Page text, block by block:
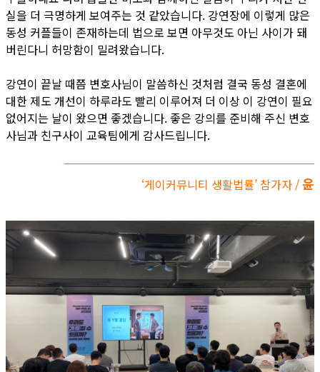
실을 더 극명하게 보여주는 것 같았습니다. 강연장에 이렇게 많은
동성 커플들이 존재하는데 법으로 보면 아무것도 아닌 사이가 돼
버린다니 허망함이 밀려왔습니다.
강연이 끝날 때쯤 변호사님이 말씀하신 것처럼 결국 동성 결혼에
대한 제도 개선이 하루라도 빨리 이루어져 더 이상 이 강연이 필요
없어지는 날이 왔으면 좋겠습니다. 좋은 강의를 준비해 주신 변호
사님과 친구사이 교육팀에게 감사드립니다.
‘게이커뮤니티 생활법률’ 참가자 /윤